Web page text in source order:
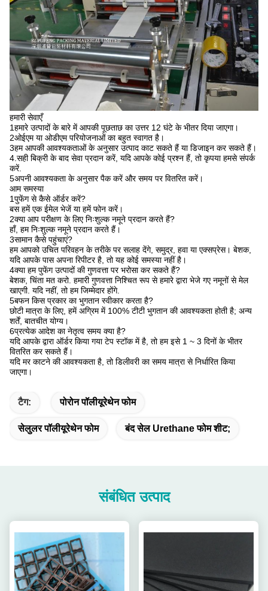
हमारी सेवाएँ
1हमारे उत्पादों के बारे में आपकी पूछताछ का उत्तर 12 घंटे के भीतर दिया जाएगा।
2ओईएम या ओडीएम परियोजनाओं का बहुत स्वागत है।
3हम आपकी आवश्यकताओं के अनुसार उत्पाद काट सकते हैं या डिजाइन कर सकते हैं।
4.सही बिक्री के बाद सेवा प्रदान करें, यदि आपके कोई प्रश्न हैं, तो कृपया हमसे संपर्क
करें.
5अपनी आवश्यकता के अनुसार पैक करें और समय पर वितरित करें।
आम समस्या
1पुफेंग से कैसे ऑर्डर करें?
बस हमें एक ईमेल भेजें या हमें फोन करें।
2क्या आप परीक्षण के लिए निःशुल्क नमूने प्रदान करते हैं?
हाँ, हम निःशुल्क नमूने प्रदान करते हैं।
3सामान कैसे पहुंचाएं?
हम आपको उचित परिवहन के तरीके पर सलाह देंगे, समुद्र, हवा या एक्सप्रेस। बेशक,
यदि आपके पास अपना रिपीटर है, तो यह कोई समस्या नहीं है।
4क्या हम पुफेंग उत्पादों की गुणवत्ता पर भरोसा कर सकते हैं?
बेशक, चिंता मत करो. हमारी गुणवत्ता निश्चित रूप से हमारे द्वारा भेजे गए नमूनों से मेल
खाएगी. यदि नहीं, तो हम जिम्मेदार होंगे.
5बफन किस प्रकार का भुगतान स्वीकार करता है?
छोटी मात्रा के लिए, हमें अग्रिम में 100% टीटी भुगतान की आवश्यकता होती है; अन्य
शर्तें, बातचीत योग्य।
6प्रत्येक आदेश का नेतृत्व समय क्या है?
यदि आपके द्वारा ऑर्डर किया गया टेप स्टॉक में है, तो हम इसे 1 ~ 3 दिनों के भीतर
वितरित कर सकते हैं।
यदि मर काटने की आवश्यकता है, तो डिलीवरी का समय मात्रा से निर्धारित किया
जाएगा।
टैग: पोरोन पॉलीयूरेथेन फोम
सेलुलर पॉलीयूरेथेन फोम बंद सेल Urethane फोम शीट;
संबंधित उत्पाद